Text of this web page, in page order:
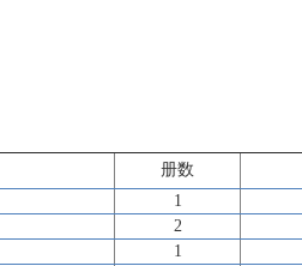
册数
1
2
1